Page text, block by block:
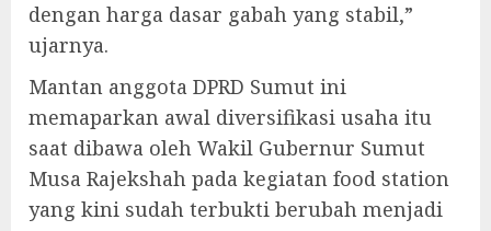
dengan harga dasar gabah yang stabil,”
ujarnya.
Mantan anggota DPRD Sumut ini
memaparkan awal diversifikasi usaha itu
saat dibawa oleh Wakil Gubernur Sumut
Musa Rajekshah pada kegiatan food station
yang kini sudah terbukti berubah menjadi